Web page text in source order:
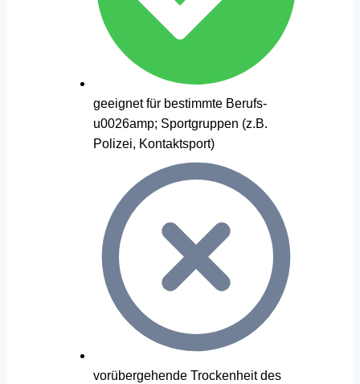
geeignet für bestimmte Berufs-
u0026amp; Sportgruppen (z.B.
Polizei, Kontaktsport)
vorübergehende Trockenheit des